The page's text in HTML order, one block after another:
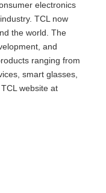
electronics
TCL now
the world. The
and
ranging from
smart glasses,
website at